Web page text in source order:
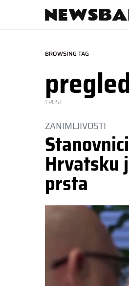
BROWSING TAG
1 POST
ZANIMLJIVOSTI
Hrvatsku
prsta